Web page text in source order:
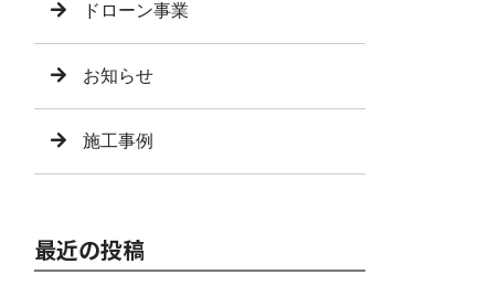
ドローン事業
お知らせ
施工事例
最近の投稿